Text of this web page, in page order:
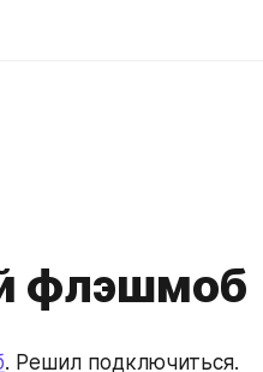
флэшмоб
. Решил подключиться.